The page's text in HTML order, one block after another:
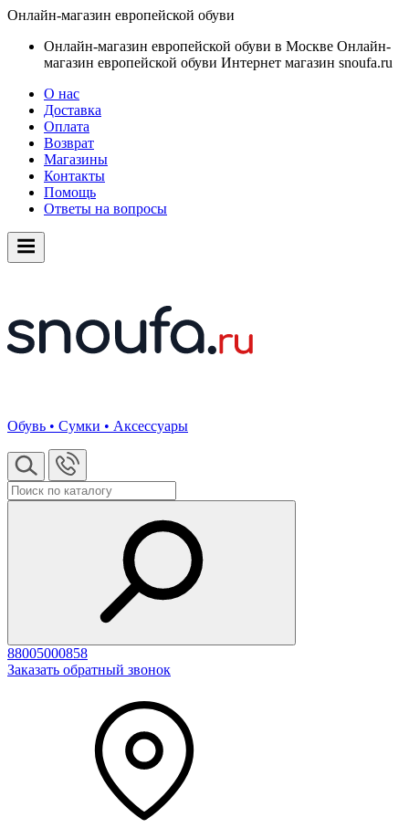
Онлайн-магазин европейской обуви
Онлайн-магазин европейской обуви в Москве Онлайн-
магазин европейской обуви Интернет магазин snoufa.ru
О нас
Доставка
Оплата
Возврат
Магазины
Контакты
Помощь
Ответы на вопросы
Обувь • Сумки • Аксессуары
88005000858
Заказать обратный звонок